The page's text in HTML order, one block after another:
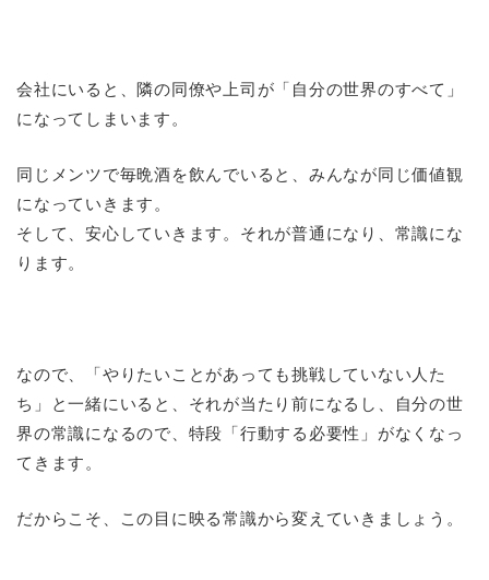
会社にいると、隣の同僚や上司が「自分の世界のすべて」
になってしまいます。
同じメンツで毎晩酒を飲んでいると、みんなが同じ価値観
になっていきます。
そして、安心していきます。それが普通になり、常識にな
ります。
なので、「やりたいことがあっても挑戦していない人た
ち」と一緒にいると、それが当たり前になるし、自分の世
界の常識になるので、特段「行動する必要性」がなくなっ
てきます。
だからこそ、この目に映る常識から変えていきましょう。